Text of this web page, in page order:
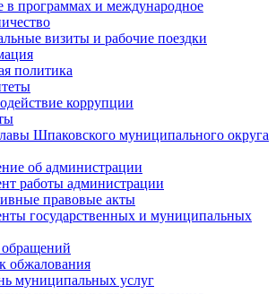
в программах и международное
визиты и рабочие поездки
политика
коррупции
Шпаковского муниципального округа
об администрации
работы администрации
правовые акты
государственных и муниципальных
обжалования
муниципальных услуг